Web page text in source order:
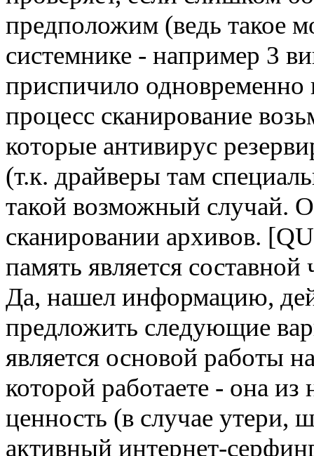
предположим (ведь такое
системнике - например 3
приспичило
процесс сканирование
которые антивирус
(т.к. драйверы там
такой возможный случай.
сканировании архивов.
память является
Да, нашел информацию,
предложить следующие
является основой работы
которой работаете - она
ценность (в случае утери,
активный интернет-